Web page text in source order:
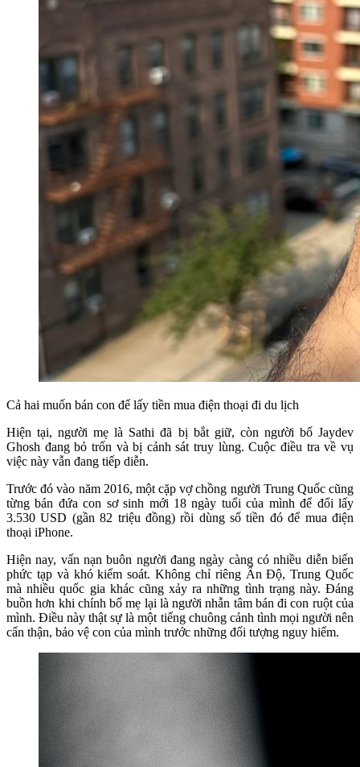
Cả hai muốn bán con để lấy tiền mua điện thoại đi du lịch
Hiện tại, người mẹ là Sathi đã bị bắt giữ, còn người bố Jaydev
Ghosh đang bỏ trốn và bị cảnh sát truy lùng. Cuộc điều tra về vụ
việc này vẫn đang tiếp diễn.
Trước đó vào năm 2016, một cặp vợ chồng người Trung Quốc cũng
từng bán đứa con sơ sinh mới 18 ngày tuổi của mình để đổi lấy
3.530 USD (gần 82 triệu đồng) rồi dùng số tiền đó để mua điện
thoại iPhone.
Hiện nay, vấn nạn buôn người đang ngày càng có nhiều diễn biến
phức tạp và khó kiểm soát. Không chỉ riêng Ấn Độ, Trung Quốc
mà nhiều quốc gia khác cũng xảy ra những tình trạng này. Đáng
buồn hơn khi chính bố mẹ lại là người nhẫn tâm bán đi con ruột của
mình. Điều này thật sự là một tiếng chuông cảnh tình mọi người nên
cẩn thận, bảo vệ con của mình trước những đối tượng nguy hiểm.